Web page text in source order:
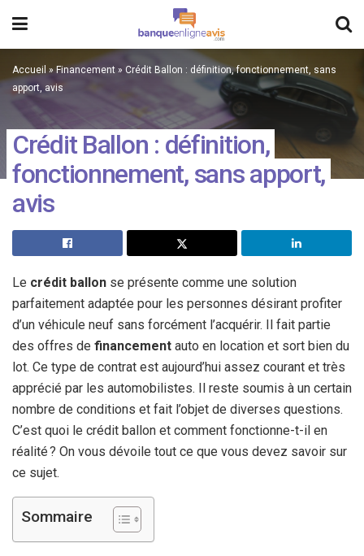
Accueil»Financement » Crédit Ballon : définition, fonctionnement, sans
apport, avis
Crédit Ballon : définition,
fonctionnement, sans apport,
avis
Le crédit ballon se présente comme une solution
parfaitement adaptée pour les personnes désirant profiter
d’un véhicule neuf sans forcément l’acquérir. Il fait partie
des offres de financement auto en location et sort bien du
lot. Ce type de contrat est aujourd’hui assez courant et très
apprécié par les automobilistes. Il reste soumis à un certain
nombre de conditions et fait l’objet de diverses questions.
C’est quoi le crédit ballon et comment fonctionne-t-il en
réalité ? On vous dévoile tout ce que vous devez savoir sur
ce sujet.
Sommaire